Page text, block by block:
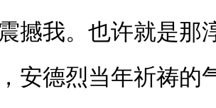
撼我。也许就是那
安德烈当年祈祷的